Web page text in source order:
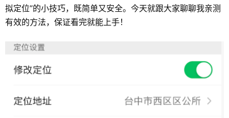
拟定位”的小技巧，既简单又安全。今天就跟大家聊聊我亲测
有效的方法，保证看完就能上手！